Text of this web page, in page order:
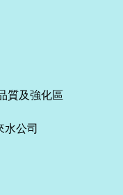
質及強化區
水公司